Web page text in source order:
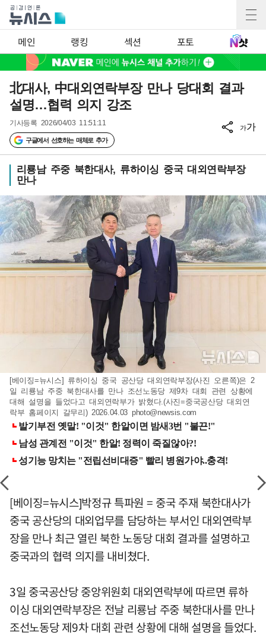
메인 랭킹 섹션 포토
北대사, 中대외연락부장 만나 당대회 결과
설명…협력 의지 강조
기사등록 2026/04/03 11:51:11
구글에서 선호하는 매체로 추가
가가
리룡남 주중 북한대사, 류하이싱 중국 대외연락부장
만나
[베이징=뉴시스] 류하이싱 중국 공산당 대외연락부장(사진 오른쪽)은 2
일 리룡남 주중 북한대사를 만나 조선노동당 제9차 대회 관련 상황에
대해 설명을 들었다고 대외연락부가 밝혔다.(사진=중국공산당 대외연
락부 홈페이지 갈무리) 2026.04.03 photo@newsis.com
[베이징=뉴시스]박정규 특파원 = 중국 주재 북한대사가
중국 공산당의 대외업무를 담당하는 부서인 대외연락부
장을 만나 최근 열린 북한 노동당 대회 결과를 설명하고
중국과의 협력 의지를 내비쳤다.
3일 중국공산당 중앙위원회 대외연락부에 따르면 류하
이싱 대외연락부장은 전날 리룡남 주중 북한대사를 만나
조선노동당 제9차 대회 관련 상황에 대해 설명을 들었다.